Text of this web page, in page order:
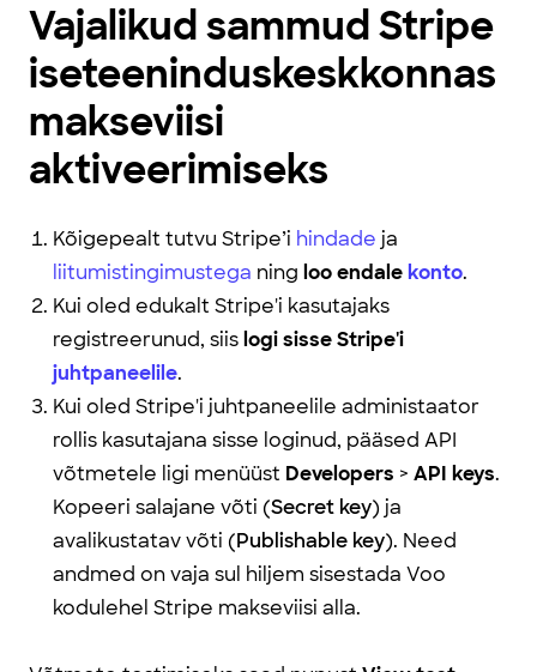
Vajalikud sammud Stripe
iseteeninduskeskkonnas
makseviisi
aktiveerimiseks
Kõigepealt tutvu Stripe’i hindade ja
liitumistingimustega ning loo endale konto.
Kui oled edukalt Stripe'i kasutajaks
registreerunud, siis logi sisse Stripe'i
juhtpaneelile.
Kui oled Stripe'i juhtpaneelile administaator
rollis kasutajana sisse loginud, pääsed API
võtmetele ligi menüüst Developers > API keys.
Kopeeri salajane võti (Secret key) ja
avalikustatav võti (Publishable key). Need
andmed on vaja sul hiljem sisestada Voo
kodulehel Stripe makseviisi alla.